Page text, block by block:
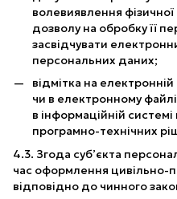
волевиявлення
дозволу на обробку її
засвідчувати
персональних даних;
відмітка на
чи в електронному
в інформаційній
програмно-технічних
4.3. Згода суб’єкта
час оформлення цивільно-
відповідно до чинного